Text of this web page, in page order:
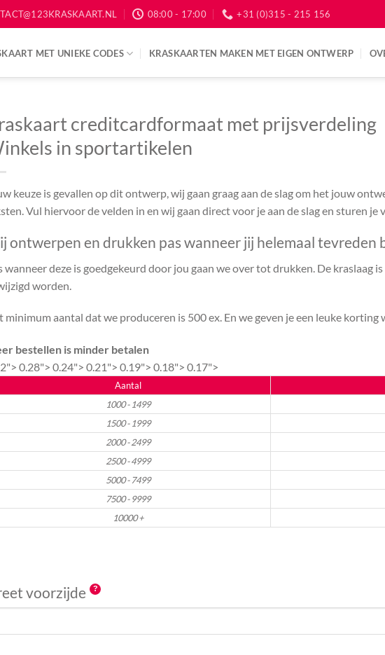
08:00 - 17:00 +31 (0)315 - 215 156
MET UNIEKE CODES KRASKAARTEN MAKEN MET EIGEN ONTWERP
creditcardformaat met prijsverdeling
in sportartikelen
keuze is gevallen op dit ontwerp, wij gaan graag aan de slag om het jouw
Vul hiervoor de velden in en wij gaan direct voor je aan de slag en sturen je
ontwerpen en drukken pas wanneer jij helemaal tevreden
wanneer deze is goedgekeurd door jou gaan we over tot drukken. De kraslaag
worden.
minimum aantal dat we produceren is 500 ex. En we geven je een leuke korting
bestellen is minder betalen
0.28">0.24">0.21">0.19">0.18">0.17">
Aantal
1000 - 1499
1500 - 1999
2000 - 2499
2500 - 4999
5000 - 7499
7500 - 9999
10000 +
voorzijde